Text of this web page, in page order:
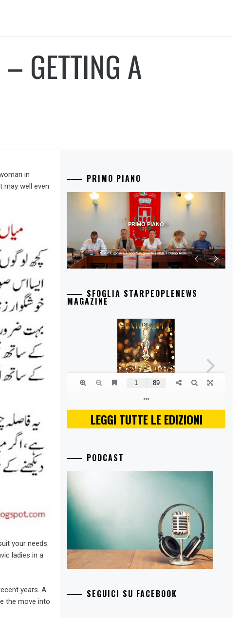
GETTING A
in
may well even
your needs.
ladies in a
years. A
the move into
PRIMO PIANO
Musica, mostre e sport: la grande estate a Duino Aurisina
PRIMO PIANO
SFOGLIA STARPEOPLENEWS
MAGAZINE
LEGGI TUTTE LE EDIZIONI
PODCAST
SEGUICI SU FACEBOOK